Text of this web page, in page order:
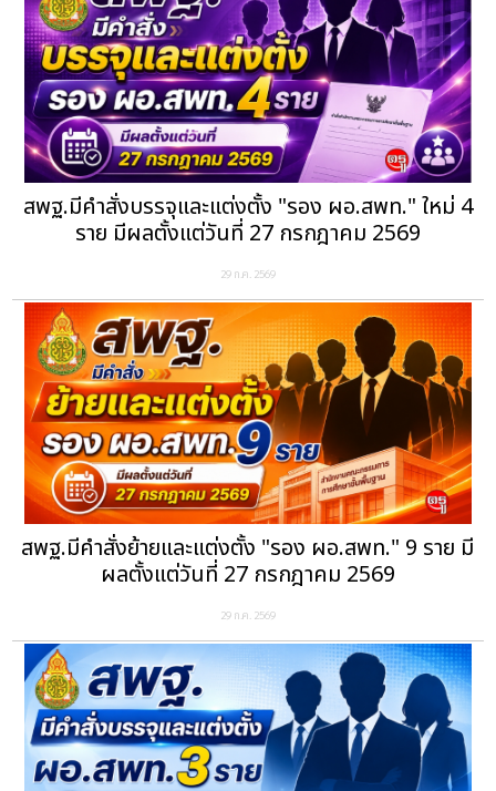
สพฐ.มีคำสั่งบรรจุและแต่งตั้ง "รอง ผอ.สพท." ใหม่ 4
ราย มีผลตั้งแต่วันที่ 27 กรกฎาคม 2569
29 ก.ค. 2569
สพฐ.มีคำสั่งย้ายและแต่งตั้ง "รอง ผอ.สพท." 9 ราย มี
ผลตั้งแต่วันที่ 27 กรกฎาคม 2569
29 ก.ค. 2569